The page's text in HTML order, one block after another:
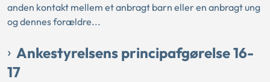
anden kontakt mellem et anbragt barn eller en anbragt ung
og dennes forældre...
Ankestyrelsens principafgørelse 16-
17